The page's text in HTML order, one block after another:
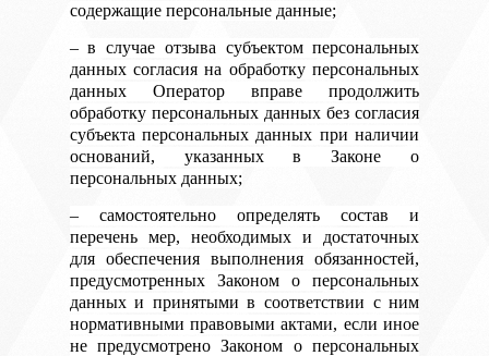
содержащие персональные данные;
– в случае отзыва субъектом персональных
данных согласия на обработку персональных
данных Оператор вправе продолжить
обработку персональных данных без согласия
субъекта персональных данных при наличии
оснований, указанных в Законе о
персональных данных;
– самостоятельно определять состав и
перечень мер, необходимых и достаточных
для обеспечения выполнения обязанностей,
предусмотренных Законом о персональных
данных и принятыми в соответствии с ним
нормативными правовыми актами, если иное
не предусмотрено Законом о персональных